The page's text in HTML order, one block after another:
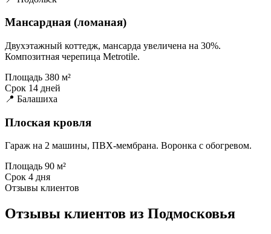
Мансардная (ломаная)
Двухэтажный коттедж, мансарда увеличена на 30%.
Композитная черепица Metrotile.
Площадь 380 м²
Срок 14 дней
📍 Балашиха
Плоская кровля
Гараж на 2 машины, ПВХ-мембрана. Воронка с обогревом.
Площадь 90 м²
Срок 4 дня
Отзывы клиентов
Отзывы клиентов из Подмосковья